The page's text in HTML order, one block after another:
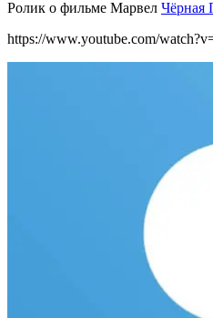
Ролик о фильме Марвел Чёрная
https://www.youtube.com/